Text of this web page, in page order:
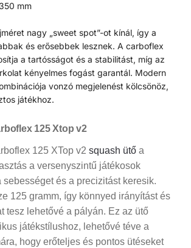
mm
nagy „sweet spot”-ot kínál, így a
és erősebbek lesznek. A carboflex
a tartósságot és a stabilitást, míg az
kényelmes fogást garantál. Modern
vonzó megjelenést kölcsönöz,
játékhoz.
125 Xtop v2
125 XTop v2 squash ütő a
a versenyszintű játékosok
sebességet és a precizitást keresik.
125 gramm, így könnyed irányítást és
tesz lehetővé a pályán. Ez az ütő
játékstílushoz, lehetővé téve a
hogy erőteljes és pontos ütéseket